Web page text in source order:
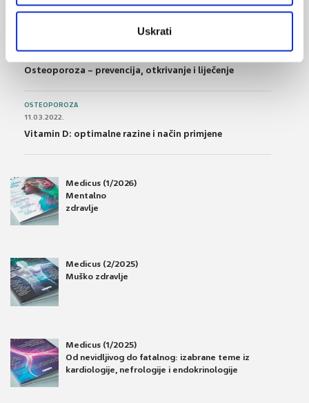
Uskrati
Što su probiotici i kako se proizvode?
28.06.2016.
Osteoporoza – prevencija, otkrivanje i liječenje
OSTEOPOROZA
11.03.2022.
Vitamin D: optimalne razine i način primjene
Medicus (1/2026)
Mentalno
zdravlje
Medicus (2/2025)
Muško zdravlje
Medicus (1/2025)
Od nevidljivog do fatalnog: izabrane teme iz
kardiologije, nefrologije i endokrinologije